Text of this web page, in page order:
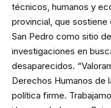
técnicos, humanos y
provincial, que
San Pedro como sitio
investigaciones en
desaparecidos.
Derechos Humanos de
política firme.